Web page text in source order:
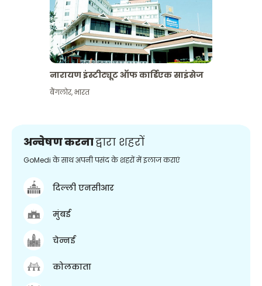
नारायण इंस्टीट्यूट ऑफ कार्डिएक साइंसेज
बैंगलोर,भारत
अन्वेषण करनाद्वारा शहरों
GoMedi के साथ अपनी पसंद के शहरों में इलाज कराएं
दिल्ली एनसीआर
मुंबई
चेन्नई
कोलकाता